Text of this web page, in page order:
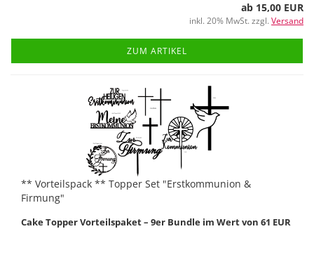
ab 15,00 EUR
inkl. 20% MwSt. zzgl. Versand
ZUM ARTIKEL
** Vorteilspack ** Topper Set "Erstkommunion &
Firmung"
Cake Topper Vorteilspaket – 9er Bundle im Wert von 61 EUR